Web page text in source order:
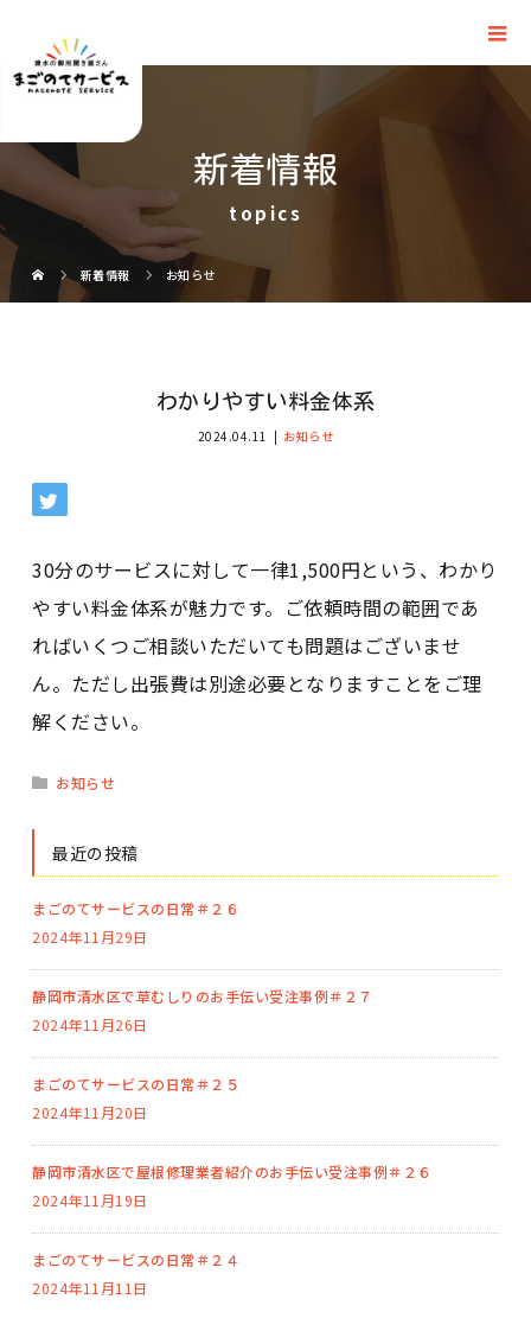
新着情報
topics
新着情報 お知らせ
わかりやすい料金体系
2024.04.11 お知らせ
30分のサービスに対して一律1,500円という、わかり
やすい料金体系が魅力です。ご依頼時間の範囲であ
ればいくつご相談いただいても問題はございませ
ん。ただし出張費は別途必要となりますことをご理
解ください。
お知らせ
最近の投稿
まごのてサービスの日常＃２６
2024年11月29日
静岡市清水区で草むしりのお手伝い受注事例＃２７
2024年11月26日
まごのてサービスの日常＃２５
2024年11月20日
静岡市清水区で屋根修理業者紹介のお手伝い受注事例＃２６
2024年11月19日
まごのてサービスの日常＃２４
2024年11月11日